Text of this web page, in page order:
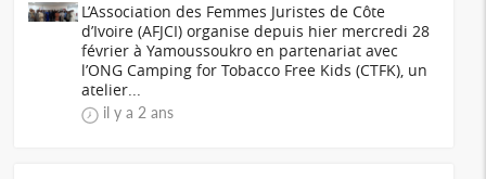
L’Association des Femmes Juristes de Côte
d’Ivoire (AFJCI) organise depuis hier mercredi 28
février à Yamoussoukro en partenariat avec
l’ONG Camping for Tobacco Free Kids (CTFK), un
atelier...
il y a 2 ans